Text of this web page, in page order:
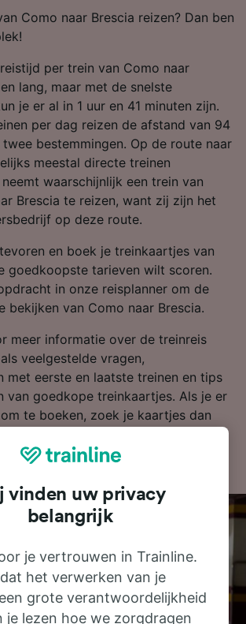
Como naar Brescia reizen? Dan ben
per trein van Como naar
lang, maar met de snelste
je er al in 1 uur en 41 minuten zijn.
per dag reizen de afstand van 94
bestemmingen. Op de route naar
meestal directe treinen
waarschijnlijk een trein van
Brescia te reizen, want zij zijn het
op deze route.
en boek je treinkaartjes van
goedkoopste tarieven wilt scoren.
in onze reisplanner om de
bekijken van Como naar Brescia.
meer informatie over de treinreis
veelgestelde vragen,
met eerste en laatste treinen en tips
van goedkope treinkaartjes. Als je er
te boeken, zoek je kaartjes dan
naar goedkope treinkaartjes.
vinden uw privacy
belangrijk
je vertrouwen in Trainline.
het verwerken van je
grote verantwoordelijkheid
je lezen hoe we zorgdragen